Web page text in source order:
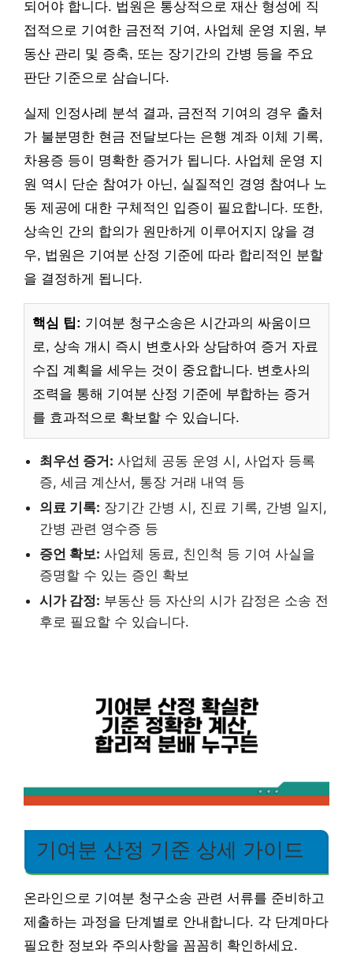
되어야 합니다. 법원은 통상적으로 재산 형성에 직
접적으로 기여한 금전적 기여, 사업체 운영 지원, 부
동산 관리 및 증축, 또는 장기간의 간병 등을 주요
판단 기준으로 삼습니다.
실제 인정사례 분석 결과, 금전적 기여의 경우 출처
가 불분명한 현금 전달보다는 은행 계좌 이체 기록,
차용증 등이 명확한 증거가 됩니다. 사업체 운영 지
원 역시 단순 참여가 아닌, 실질적인 경영 참여나 노
동 제공에 대한 구체적인 입증이 필요합니다. 또한,
상속인 간의 합의가 원만하게 이루어지지 않을 경
우, 법원은 기여분 산정 기준에 따라 합리적인 분할
을 결정하게 됩니다.
핵심 팁: 기여분 청구소송은 시간과의 싸움이므
로, 상속 개시 즉시 변호사와 상담하여 증거 자료
수집 계획을 세우는 것이 중요합니다. 변호사의
조력을 통해 기여분 산정 기준에 부합하는 증거
를 효과적으로 확보할 수 있습니다.
최우선 증거: 사업체 공동 운영 시, 사업자 등록
증, 세금 계산서, 통장 거래 내역 등
의료 기록: 장기간 간병 시, 진료 기록, 간병 일지,
간병 관련 영수증 등
증언 확보: 사업체 동료, 친인척 등 기여 사실을
증명할 수 있는 증인 확보
시가 감정: 부동산 등 자산의 시가 감정은 소송 전
후로 필요할 수 있습니다.
기여분 산정 기준 상세 가이드
온라인으로 기여분 청구소송 관련 서류를 준비하고
제출하는 과정을 단계별로 안내합니다. 각 단계마다
필요한 정보와 주의사항을 꼼꼼히 확인하세요.